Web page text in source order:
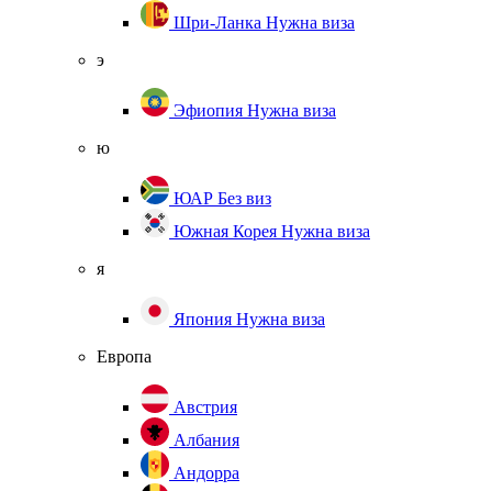
Шри-Ланка Нужна виза
э
Эфиопия Нужна виза
ю
ЮАР Без виз
Южная Корея Нужна виза
я
Япония Нужна виза
Европа
Австрия
Албания
Андорра